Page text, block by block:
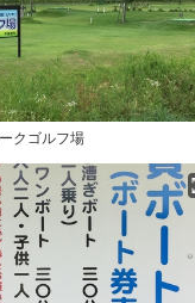
クゴルフ場